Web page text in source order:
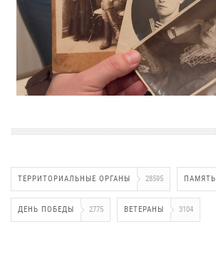
ТЕРРИТОРИАЛЬНЫЕ ОРГАНЫ 28595 ПАМЯТЬ
ДЕНЬ ПОБЕДЫ 2775 ВЕТЕРАНЫ 3104